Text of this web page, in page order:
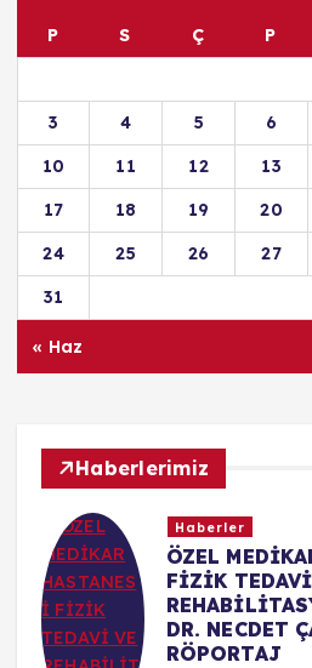
P S Ç P
3
4 5 6
10
11 12 13
17
18 19 20
24
25 26 27
31
« Haz
Haberlerimiz
Haberler
ÖZEL
FİZİK
DR. NECDET
RÖPORTAJ